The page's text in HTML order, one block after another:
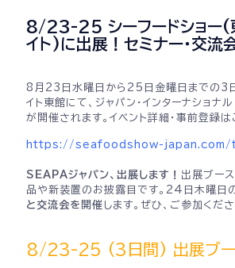
8/23-25 シーフードショー(
イト)に出展！セミナー・交流
8月23日水曜日から25日金曜日までの3
イト東館にて、ジャパン・インターナショナ
が開催されます。イベント詳細・事前登録は
https://seafoodshow-
SEAPAジャパン、出展します！ 出展ブー
品や新装置のお披露目です。24日木曜日の
と交流会を開催 します。ぜひ、ご参加くださ
8/23-25 (3日間) 出展ブー